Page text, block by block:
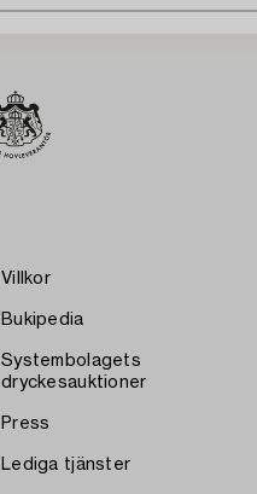
Villkor
Bukipedia
Systembolagets
dryckesauktioner
Press
Lediga tjänster